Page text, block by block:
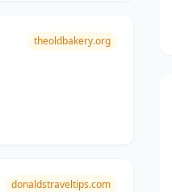
theoldbakery.org
donaldstraveltips.com